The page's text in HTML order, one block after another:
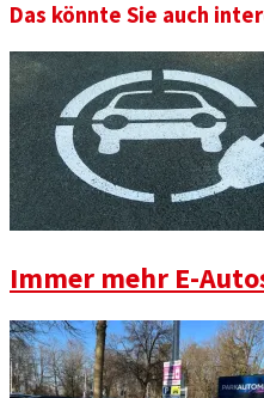
Das könnte Sie auch
Immer mehr E-